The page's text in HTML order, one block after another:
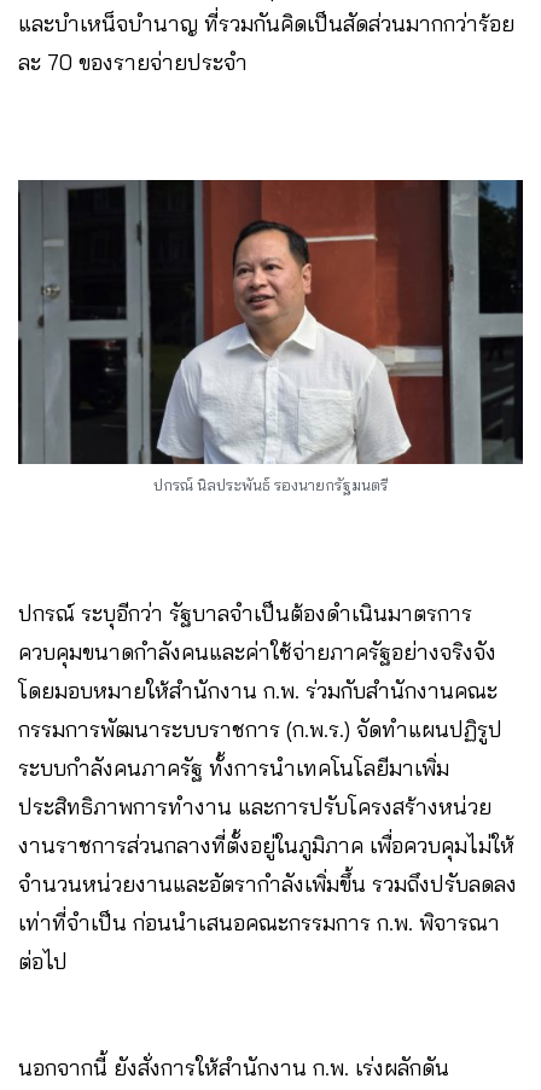
และบำเหน็จบำนาญ ที่รวมกันคิดเป็นสัดส่วนมากกว่าร้อย
ละ 70 ของรายจ่ายประจำ
ปกรณ์ นิลประพันธ์ รองนายกรัฐมนตรี
ปกรณ์ ระบุอีกว่า รัฐบาลจำเป็นต้องดำเนินมาตรการ
ควบคุมขนาดกำลังคนและค่าใช้จ่ายภาครัฐอย่างจริงจัง
โดยมอบหมายให้สำนักงาน ก.พ. ร่วมกับสำนักงานคณะ
กรรมการพัฒนาระบบราชการ (ก.พ.ร.) จัดทำแผนปฏิรูป
ระบบกำลังคนภาครัฐ ทั้งการนำเทคโนโลยีมาเพิ่ม
ประสิทธิภาพการทำงาน และการปรับโครงสร้างหน่วย
งานราชการส่วนกลางที่ตั้งอยู่ในภูมิภาค เพื่อควบคุมไม่ให้
จำนวนหน่วยงานและอัตรากำลังเพิ่มขึ้น รวมถึงปรับลดลง
เท่าที่จำเป็น ก่อนนำเสนอคณะกรรมการ ก.พ. พิจารณา
ต่อไป
นอกจากนี้ ยังสั่งการให้สำนักงาน ก.พ. เร่งผลักดัน